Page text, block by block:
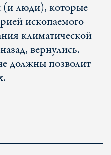
(и люди), которые
ископаемого
климатической
вернулись.
должны позволит